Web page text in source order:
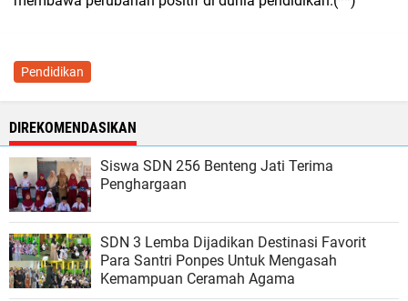
Pendidikan
DIREKOMENDASIKAN
Siswa SDN 256 Benteng Jati Terima
Penghargaan
SDN 3 Lemba Dijadikan Destinasi Favorit
Para Santri Ponpes Untuk Mengasah
Kemampuan Ceramah Agama